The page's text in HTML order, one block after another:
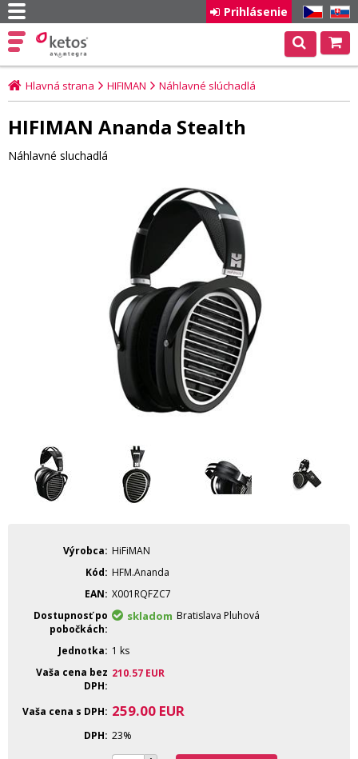
CZ SK
Prihlásenie
Hlavná strana HIFIMAN Náhlavné slúchadlá
HIFIMAN Ananda Stealth
Náhlavné sluchadlá
Výrobca
HiFiMAN
Kód
HFM.Ananda
EAN X001RQFZC7
Dostupnosť po
pobočkách
skladom Bratislava Pluhová
Jednotka
1 ks
Vaša cena bez
DPH
210.57 EUR
Vaša cena s DPH 259.00 EUR
DPH 23%